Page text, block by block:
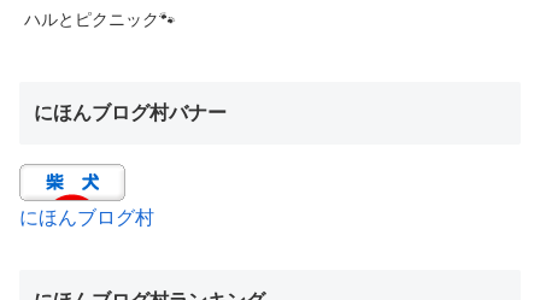
ハルとピクニック🐾
にほんブログ村バナー
にほんブログ村